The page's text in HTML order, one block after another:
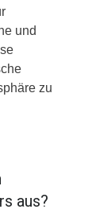
und
zu
aus?